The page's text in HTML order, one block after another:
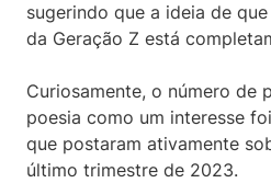
sugerindo que a ideia de
da Geração Z está
Curiosamente, o número de
poesia como um interesse
que postaram ativamente
último trimestre de 2023.